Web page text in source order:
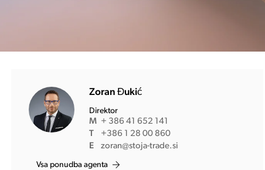
Zoran Đukić
Direktor
M + 386 41 652 141
T
+386 1 28 00 860
E
zoran@stoja-trade.si
Vsa ponudba agenta